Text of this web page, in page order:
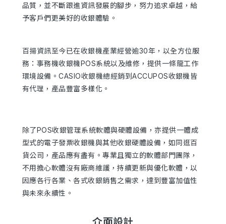
品質，並不斷跟進資訊發展的腳步，努力追求卓越，給
予客戶們更美好的收銀體驗。
百揚資訊至今已在收銀機產業經營逾30年，以全方位服
務：事務機收銀機POS系統以及維修，提供一條龍工作
環境設備。CASIO收銀機總經銷到ACCUPOS收銀機皆
有代理，產品豐富多樣化。
除了POS收銀管理系統軟體與硬體設備，亦提供一體成
型式的電子發票收銀機與其他收銀硬體設備，如同逛百
貨公司，產品應有盡有。專業且獨立的軟體部門團隊，
不用擔心軟體沒有廠商維護，持續更新與優化軟體，以
因應各行各業、各式收銀銷售之需求，達到豐富加值性
與未來永續性。